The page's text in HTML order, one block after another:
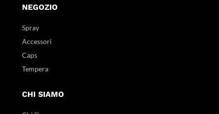
NEGOZIO
Spray
Accessori
Caps
Tempera
CHI SIAMO